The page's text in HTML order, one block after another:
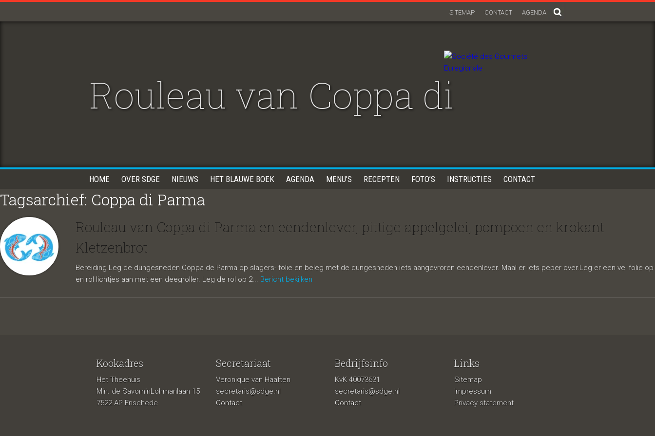
AGENDA
CONTACT
SITEMAP
Rouleau van Coppa di
Parma en eendenlever,
pittige appelgelei, pompoen
HOME OVER SDGE NIEUWS HET BLAUWE BOEK AGENDA MENU’S RECEPTEN FOTO’S INSTRUCTIES CONTACT
Tagsarchief: Coppa di Parma
Rouleau van Coppa di Parma en eendenlever, pittige appelgelei, pompoen en krokant
Kletzenbrot
Bereiding Leg de dungesneden Coppa de Parma op slagers- folie en beleg met de dungesneden iets aangevroren eendenlever. Maal er iets peper over.Leg er een vel folie op
en rol lichtjes aan met een deegroller. Leg de rol op 2... Bericht bekijken
Kookadres
Het Theehuis
Min. de SavorninLohmanlaan 15
7522 AP Enschede
Secretariaat
Veronique van Haaften
secretaris@sdge.nl
Contact
Bedrijfsinfo
KvK 40073631
secretaris@sdge.nl
Contact
Links
Sitemap
Impressum
Privacy statement